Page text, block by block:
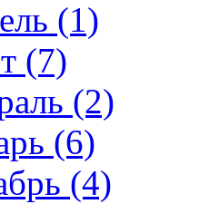
(1)
(7)
(2)
(6)
(4)